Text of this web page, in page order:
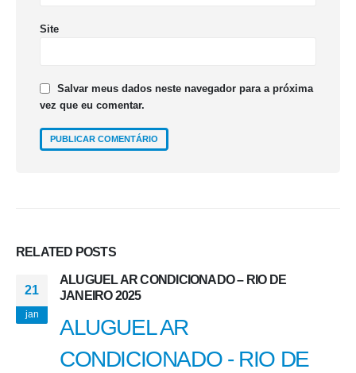
Site
Salvar meus dados neste navegador para a próxima
vez que eu comentar.
RELATED POSTS
21
jan
ALUGUEL AR CONDICIONADO – RIO DE
JANEIRO 2025
ALUGUEL AR
CONDICIONADO - RIO DE